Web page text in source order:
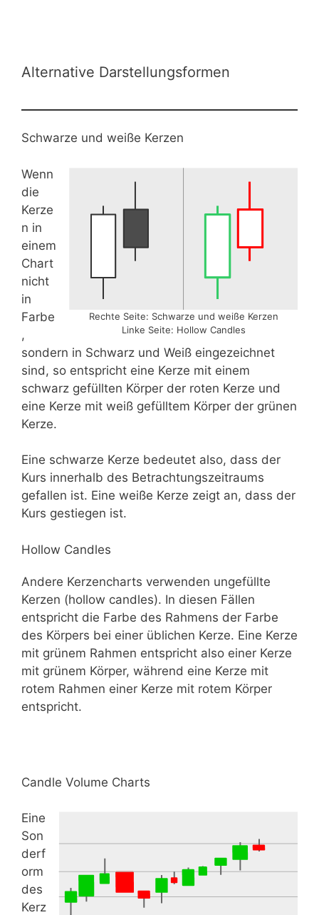
Alternative Darstellungsformen
Schwarze und weiße Kerzen
Rechte Seite: Schwarze und weiße Kerzen
Linke Seite: Hollow Candles
Wenn
die
Kerze
n in
einem
Chart
nicht
in
Farbe
,
sondern in Schwarz und Weiß eingezeichnet
sind, so entspricht eine Kerze mit einem
schwarz gefüllten Körper der roten Kerze und
eine Kerze mit weiß gefülltem Körper der grünen
Kerze.
Eine schwarze Kerze bedeutet also, dass der
Kurs innerhalb des Betrachtungszeitraums
gefallen ist. Eine weiße Kerze zeigt an, dass der
Kurs gestiegen ist.
Hollow Candles
Andere Kerzencharts verwenden ungefüllte
Kerzen (hollow candles). In diesen Fällen
entspricht die Farbe des Rahmens der Farbe
des Körpers bei einer üblichen Kerze. Eine Kerze
mit grünem Rahmen entspricht also einer Kerze
mit grünem Körper, während eine Kerze mit
rotem Rahmen einer Kerze mit rotem Körper
entspricht.
Candle Volume Charts
Eine
Son
derf
orm
des
Kerz